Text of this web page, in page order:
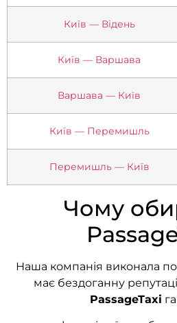
Київ — Відень
Київ — Варшава
Варшава — Київ
Київ — Перемишль
Перемишль — Київ
Чому
Наша компанія виконала
має бездоганну
PassageTaxi